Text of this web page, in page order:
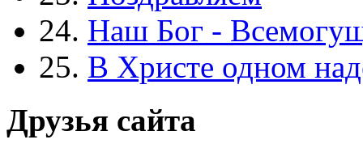
24. Наш Бог -
25. В Христе одном
Друзья сайта